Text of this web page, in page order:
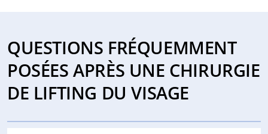
QUESTIONS FRÉQUEMMENT
POSÉES APRÈS UNE CHIRURGIE
DE LIFTING DU VISAGE